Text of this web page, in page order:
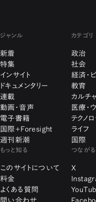
ジャンル
新着
特集
インサイト
ドキュメンタリー
連載
動画・音声
電子書籍
国際+Foresight
週刊新潮
カテゴリ
政治
社会
経済・
教育
カルチ
医療・
テクノ
ライフ
国際
もっと知る
このサイトについて
料金
よくある質問
問い合わせ
つながる
X